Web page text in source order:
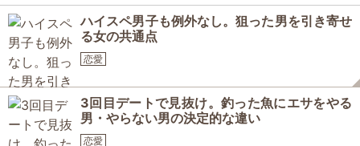
ハイスペ男子も例外なし。狙った男を引き寄せ
る女の共通点
恋愛
3回目デートで見抜け。釣った魚にエサをやる
男・やらない男の決定的な違い
恋愛